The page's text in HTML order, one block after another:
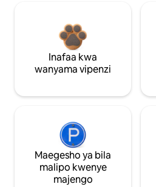
Inafaa kwa
wanyama vipenzi
Maegesho ya bila
malipo kwenye
majengo